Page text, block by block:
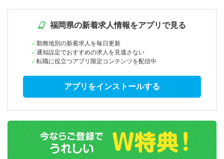
福岡県の新着求人情報をアプリで見る
勤務地別の新着求人を毎日更新
通知設定でおすすめの求人を見逃さない
転職に役立つアプリ限定コンテンツを配信中
アプリをインストールする